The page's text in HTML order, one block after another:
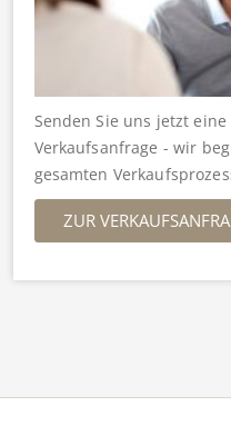
Senden Sie uns jetzt
Verkaufsanfrage - wir
gesamten
ZUR